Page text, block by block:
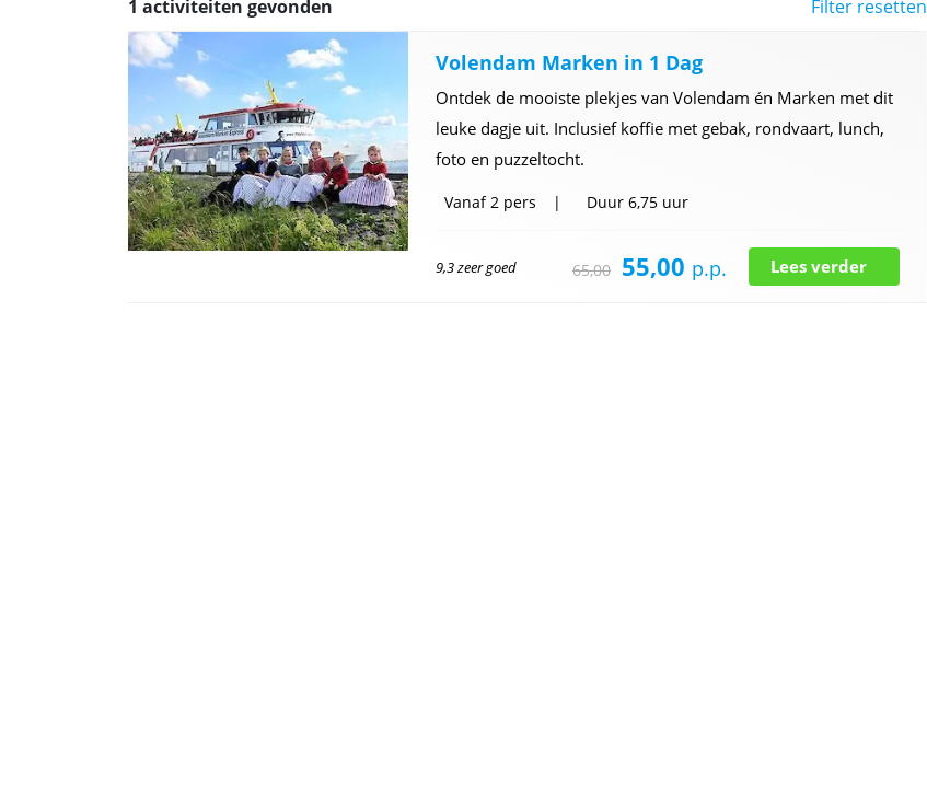
1 activiteiten gevonden Filter resetten
Volendam Marken in 1 Dag
Ontdek de mooiste plekjes van Volendam én Marken met dit
leuke dagje uit. Inclusief koffie met gebak, rondvaart, lunch,
foto en puzzeltocht.
Vanaf2 pers Duur6,75 uur
9,3 zeer goed 65,00 55,00 p.p. Lees verder